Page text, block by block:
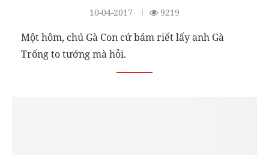
10-04-2017 9219
Một hôm, chú Gà Con cứ bám riết lấy anh Gà
Trống to tướng mà hỏi.